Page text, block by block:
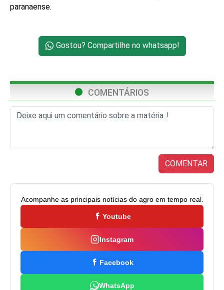
paranaense.
Gostou? Compartilhe no whatsapp!
COMENTÁRIOS
COMENTAR
Acompanhe as principais notícias do agro em tempo real.
Youtube
Instagram
Facebook
WhatsApp